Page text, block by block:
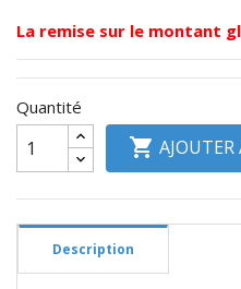
Quantité

Description